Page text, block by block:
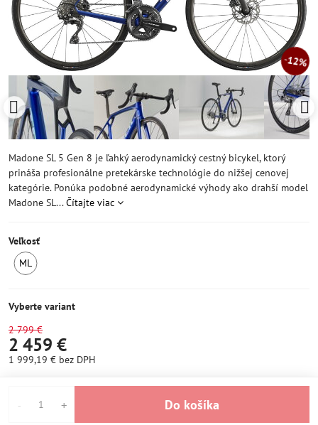
12%
Madone SL 5 Gen 8 je ľahký aerodynamický cestný bicykel, ktorý
prináša profesionálne pretekárske technológie do nižšej cenovej
kategórie. Ponúka podobné aerodynamické výhody ako drahší model
Madone SL...Čítajte viac
Veľkosť
ML
Vyberte variant
2 799 €
2 459 €
1 999,19 € bez DPH
Do košíka